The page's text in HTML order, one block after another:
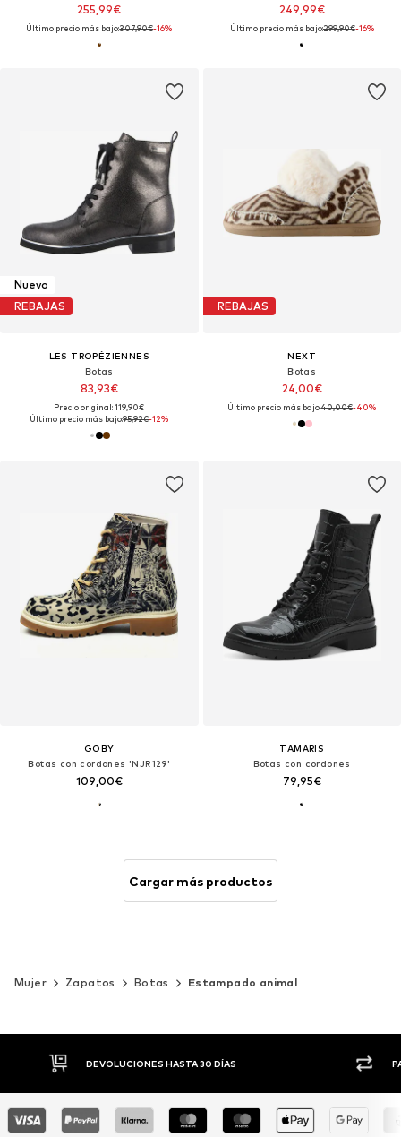
255,99€
Último precio más bajo:307,90€-16%
249,99€
Último precio más bajo:299,90€-16%
Nuevo
REBAJAS
LES TROPÉZIENNES
Botas
83,93€
Precio original: 119,90€
Último precio más bajo:95,92€-12%
REBAJAS
NEXT
Botas
24,00€
Último precio más bajo:40,00€-40%
GOBY
Botas con cordones 'NJR129'
109,00€
TAMARIS
Botas con cordones
79,95€
Cargar más productos
Mujer Zapatos Botas Estampado animal
DEVOLUCIONES HASTA 30 DÍAS